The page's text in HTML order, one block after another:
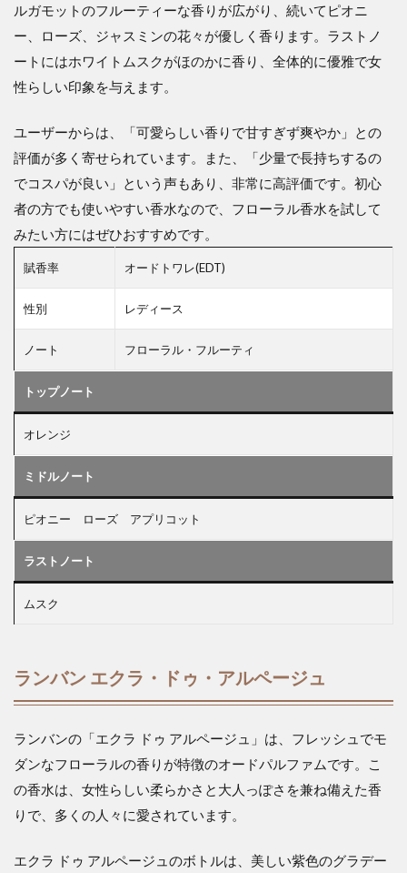
ルガモットのフルーティーな香りが広がり、続いてピオニ
ー、ローズ、ジャスミンの花々が優しく香ります。ラストノ
ートにはホワイトムスクがほのかに香り、全体的に優雅で女
性らしい印象を与えます。
ユーザーからは、「可愛らしい香りで甘すぎず爽やか」との
評価が多く寄せられています。また、「少量で長持ちするの
でコスパが良い」という声もあり、非常に高評価です。初心
者の方でも使いやすい香水なので、フローラル香水を試して
みたい方にはぜひおすすめです。
賦香率 オードトワレ(EDT)
性別 レディース
ノート フローラル・フルーティ
トップノート
オレンジ
ミドルノート
ピオニー ローズ アプリコット
ラストノート
ムスク
ランバン エクラ・ドゥ・アルページュ
ランバンの「エクラ ドゥ アルページュ」は、フレッシュでモ
ダンなフローラルの香りが特徴のオードパルファムです。こ
の香水は、女性らしい柔らかさと大人っぽさを兼ね備えた香
りで、多くの人々に愛されています。
エクラ ドゥ アルページュのボトルは、美しい紫色のグラデー